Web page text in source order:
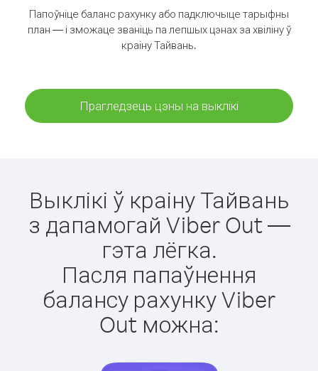
Папоўніце баланс рахунку або падключыце тарыфны
план — і зможаце званіць па лепшых цэнах за хвіліну ў
краіну Тайвань.
Прагледзець цэны на выклікі
Выклікі ў краіну Тайвань
з дапамогай Viber Out —
гэта лёгка.
Пасля папаўнення
балансу рахунку Viber
Out можна: